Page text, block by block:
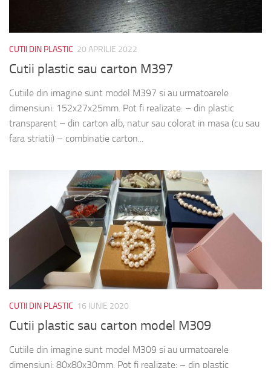
CUTII DIN PLASTIC 20 APRILIE 2022
Cutii plastic sau carton M397
Cutiile din imagine sunt model M397 si au urmatoarele
dimensiuni: 152x27x25mm. Pot fi realizate: – din plastic
transparent – din carton alb, natur sau colorat in masa (cu sau
fara striatii) – combinatie carton...
CUTII DIN PLASTIC 16 IUNIE 2020
Cutii plastic sau carton model M309
Cutiile din imagine sunt model M309 si au urmatoarele
dimensiuni: 80x80x30mm. Pot fi realizate: – din plastic